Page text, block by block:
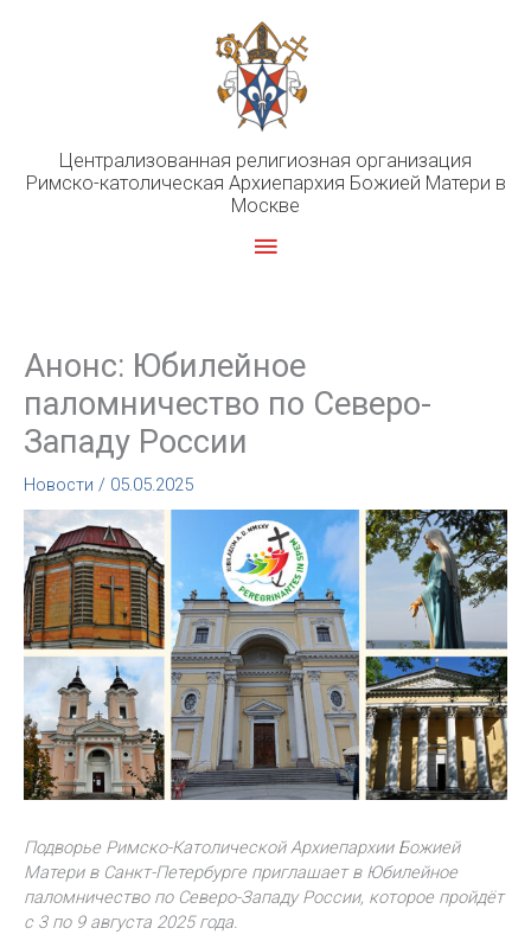
Централизованная религиозная организация
Римско-католическая Архиепархия Божией Матери в
Москве
Главное
Анонс: Юбилейное
паломничество по Северо-
Западу России
Новости / 05.05.2025
Подворье Римско-Католической Архиепархии Божией
Матери в Санкт-Петербурге приглашает в Юбилейное
паломничество по Северо-Западу России, которое пройдёт
с 3 по 9 августа 2025 года.